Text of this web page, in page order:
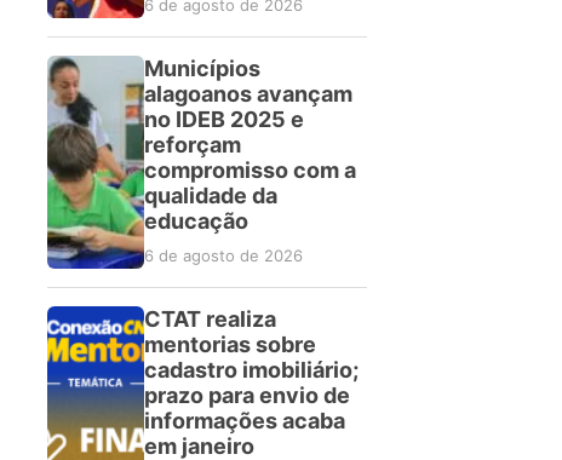
6 de agosto de 2026
Municípios
alagoanos avançam
no IDEB 2025 e
reforçam
compromisso com a
qualidade da
educação
6 de agosto de 2026
CTAT realiza
mentorias sobre
cadastro imobiliário;
prazo para envio de
informações acaba
em janeiro